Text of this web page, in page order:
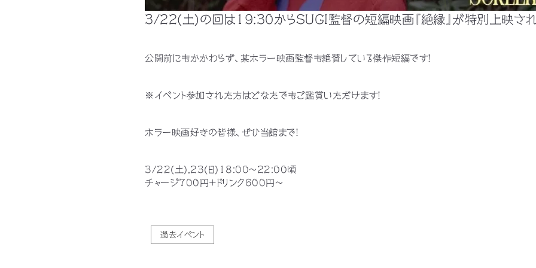
3/22(土)の回は19:30からSUGI監督の短編映画『絶縁』が特別上映され
公開前にもかかわらず、某ホラー映画監督も絶賛している傑作短編です！
※イベント参加された方はどなたでもご鑑賞いただけます！
ホラー映画好きの皆様、ぜひ当館まで！
3/22(土),23(日)18:00〜22:00頃
チャージ700円+ドリンク600円〜
過去イベント